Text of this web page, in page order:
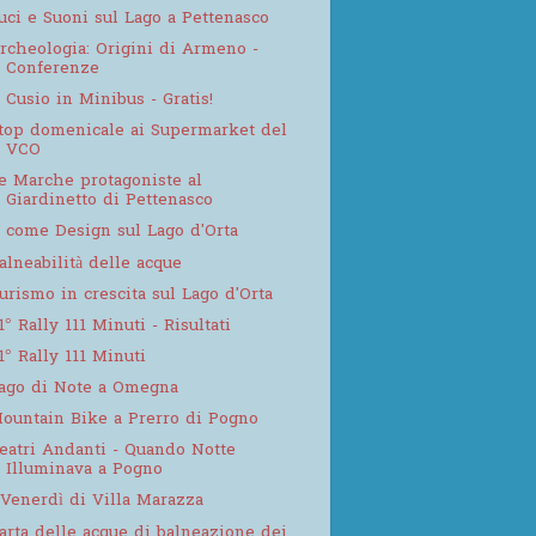
e Suoni sul Lago a Pettenasco
Origini di Armeno -
Conferenze
in Minibus - Gratis!
domenicale ai Supermarket del
VCO
Marche protagoniste al
Giardinetto di Pettenasco
come Design sul Lago d'Orta
delle acque
in crescita sul Lago d'Orta
Rally 111 Minuti - Risultati
Rally 111 Minuti
di Note a Omegna
Bike a Prerro di Pogno
Andanti - Quando Notte
Illuminava a Pogno
di Villa Marazza